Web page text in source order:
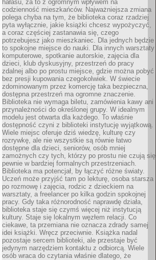
hałasu, za to z ogromnym wpływem na
codzienność mieszkańców. Najważniejsza zmiana
polega chyba na tym, że biblioteka coraz rzadziej
pyta wyłącznie, jakie książki chcesz wypożyczyć,
a coraz częściej zastanawia się, czego
potrzebujesz jako mieszkaniec. Dla jednych będzie
to spokojne miejsce do nauki. Dla innych warsztaty
komputerowe, spotkanie autorskie, zajęcia dla
dzieci, klub dyskusyjny, przestrzeń do pracy
zdalnej albo po prostu miejsce, gdzie można pobyć
bez presji kupowania czegokolwiek. W świecie
zdominowanym przez komercję taka bezpieczna,
dostępna przestrzeń ma ogromne znaczenie.
Biblioteka nie wymaga biletu, zamówienia kawy ani
przynależności do określonej grupy. W idealnym
modelu jest otwarta dla każdego. To właśnie
dostępność czyni z biblioteki instytucję wyjątkową.
Wiele miejsc oferuje dziś wiedzę, kulturę czy
rozrywkę, ale nie wszystkie są równie łatwo
dostępne dla dzieci, seniorów, osób mniej
zamożnych czy tych, którzy po prostu nie czują się
pewnie w bardziej formalnych przestrzeniach.
Biblioteka ma potencjał, by łączyć różne światy.
Uczeń może przyjść tam po lekturę, osoba starsza
po rozmowę i zajęcia, rodzic z dzieckiem na
warsztaty, a freelancer po kilka godzin spokojnej
pracy. Gdy taka różnorodność naprawdę działa,
biblioteka staje się czymś więcej niż instytucją
kultury. Staje się lokalnym węzłem relacji. Co
ciekawe, ta przemiana nie oznacza zdrady samej
idei książki. Wręcz przeciwnie. Książka nadal
pozostaje sercem biblioteki, ale przestaje być
jedynym narzędziem kontaktu z odbiorcą. Wiele
osób wraca do czytania właśnie dlatego, że